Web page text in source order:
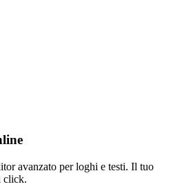
avanzato per loghi e testi. Il tuo
click.